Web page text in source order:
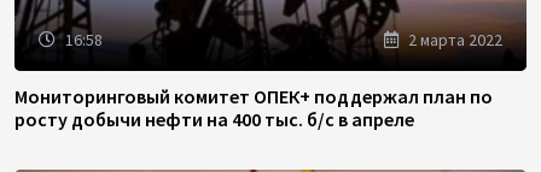
16:58 2 марта 2022
Мониторинговый комитет ОПЕК+ поддержал план по
росту добычи нефти на 400 тыс. б/с в апреле